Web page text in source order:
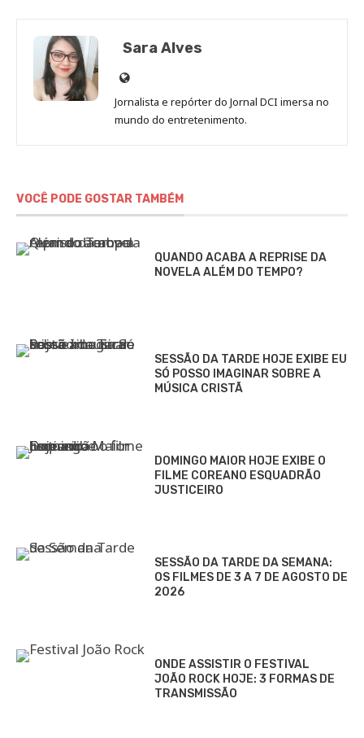
Sara Alves
Site
de
Sara
Jornalista e repórter do Jornal DCI imersa no
mundo do entretenimento.
VOCÊ PODE GOSTAR TAMBÉM
QUANDO ACABA A REPRISE DA
NOVELA ALÉM DO TEMPO?
SESSÃO DA TARDE HOJE EXIBE EU
SÓ POSSO IMAGINAR SOBRE A
MÚSICA CRISTÃ
DOMINGO MAIOR HOJE EXIBE O
FILME COREANO ESQUADRÃO
JUSTICEIRO
SESSÃO DA TARDE DA SEMANA:
OS FILMES DE 3 A 7 DE AGOSTO DE
2026
ONDE ASSISTIR O FESTIVAL
JOÃO ROCK HOJE: 3 FORMAS DE
TRANSMISSÃO